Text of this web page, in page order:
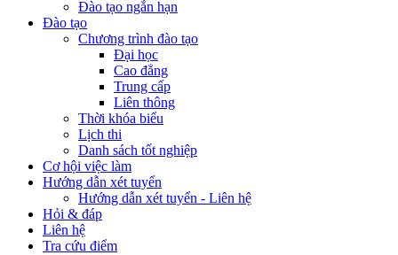
Đào tạo ngắn hạn
Đào tạo
Chương trình đào tạo
Đại học
Cao đẳng
Trung cấp
Liên thông
Thời khóa biểu
Lịch thi
Danh sách tốt nghiệp
Cơ hội việc làm
Hướng dẫn xét tuyển
Hướng dẫn xét tuyển - Liên hệ
Hỏi & đáp
Liên hệ
Tra cứu điểm